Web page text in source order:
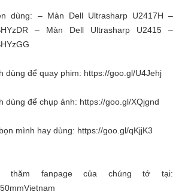
dùng: – Màn Dell Ultrasharp U2417H –
– Màn Dell Ultrasharp U2415 –
dùng để quay phim: https://goo.gl/U4Jehj
dùng để chụp ảnh: https://goo.gl/XQjgnd
mình hay dùng: https://goo.gl/qKjjK3
thăm fanpage của chúng tớ tại: